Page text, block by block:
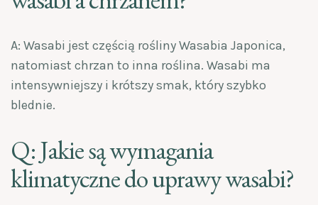
A: Wasabi jest częścią rośliny Wasabia Japonica,
natomiast chrzan to inna roślina. Wasabi ma
intensywniejszy i krótszy smak, który szybko
blednie.
Q: Jakie są wymagania
klimatyczne do uprawy wasabi?